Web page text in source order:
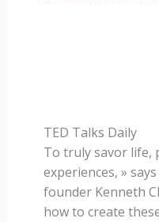
TED Talks Daily
To truly savor life,
experiences, »
founder Kenneth
how to create